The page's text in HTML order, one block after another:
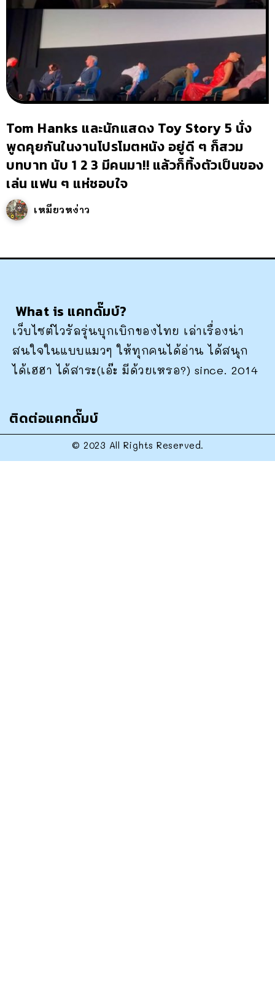
Tom Hanks และนักแสดง Toy Story 5 นั่ง
พูดคุยกันในงานโปรโมตหนัง อยู่ดี ๆ ก็สวม
บทบาท นับ 1 2 3 มีคนมา!! แล้วก็ทิ้งตัวเป็นของ
เล่น แฟน ๆ แห่ชอบใจ
เหมียวหง่าว
What is แคทดั๊มบ์?
เว็บไซต์ไวรัลรุ่นบุกเบิกของไทย เล่าเรื่องน่า
สนใจในแบบแมวๆ ให้ทุกคนได้อ่าน ได้สนุก
ได้เฮฮา ได้สาระ(เอ๊ะ มีด้วยเหรอ?) since. 2014
ติดต่อแคทดั๊มบ์
© 2023 All Rights Reserved.